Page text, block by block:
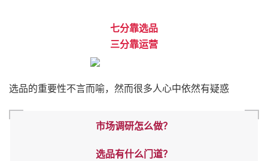
七分靠选品
三分靠运营
选品的重要性不言而喻，然而很多人心中依然有疑惑
市场调研怎么做？
选品有什么门道？